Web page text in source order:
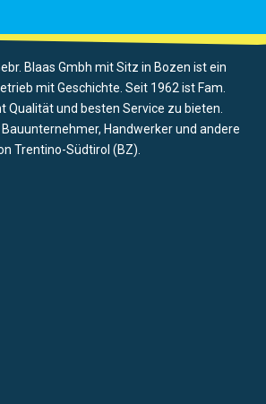
Blaas Gmbh mit Sitz in Bozen ist ein
mit Geschichte. Seit 1962 ist Fam.
Qualität und besten Service zu bieten.
Handwerker und andere
Trentino-Südtirol (BZ).